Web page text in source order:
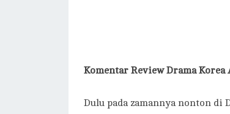
Komentar Review Drama
Dulu pada zamannya nonton di